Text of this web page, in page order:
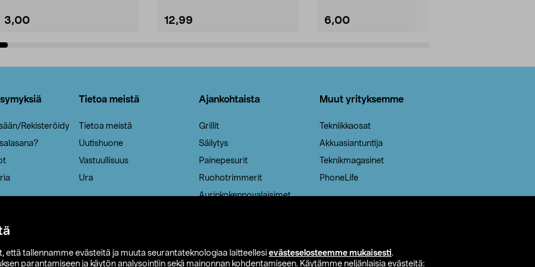
että tallennamme evästeitä ja muuta seurantateknologiaa laitteellesi evästeselosteemme mukaisesti.
parantamiseen ja käytön analysointiin sekä mainonnan kohdentamiseen. Käytämme neljänlaisia evästeitä:
3,00 12,99 6,00
Rekisteröidy
Tietoa meistä
Tietoa meistä
Uutishuone
Vastuullisuus
Ura
Ajankohtaista
Grillit
Säilytys
Painepesurit
Ruohotrimmerit
Aurinkokennovalaisimet
Muut yrityksemme
Tekniikkaosat
Akkuasiantuntija
Teknikmagasinet
PhoneLife